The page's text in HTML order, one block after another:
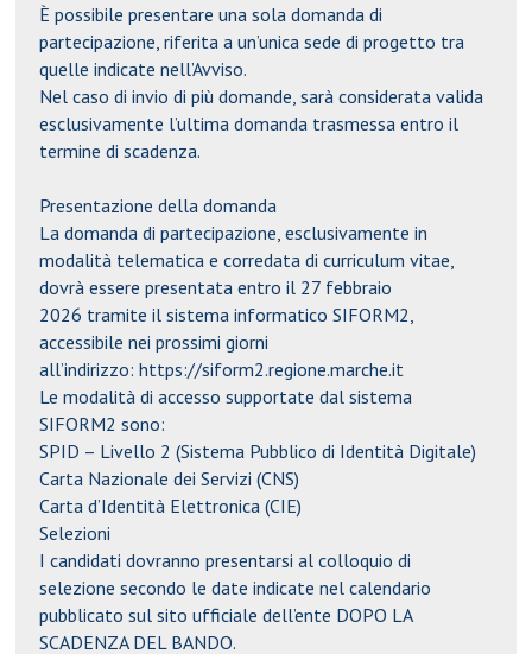
È possibile presentareuna sola domanda di
partecipazione , riferitaa un’unica sede di progetto tra
quelle indicate nell’Avviso.
Nel caso di invio di più domande, sarà consideratavalida
esclusivamente l’ultima domanda trasmessa entro il
termine di scadenza.
Presentazione della domanda
La domanda di partecipazione,esclusivamente in
modalità telematica ecorredata di curriculum vitae
dovrà essere presentataentro il 27 febbraio
2026 tramite il sistema informaticoSIFORM2
accessibile nei prossimi giorni
all’indirizzo:https://siform2.regione.marche.it
Le modalità di accesso supportate dal sistema
SIFORM2 sono:
SPID – Livello 2 (Sistema Pubblico di Identità Digitale)
Carta Nazionale dei Servizi (CNS)
Carta d’Identità Elettronica (CIE)
Selezioni
I candidati dovranno presentarsi alcolloquio di
selezione secondo le date indicate nelcalendario
pubblicato sul sito ufficiale dell’ente DOPO LA
SCADENZA DEL BANDO.